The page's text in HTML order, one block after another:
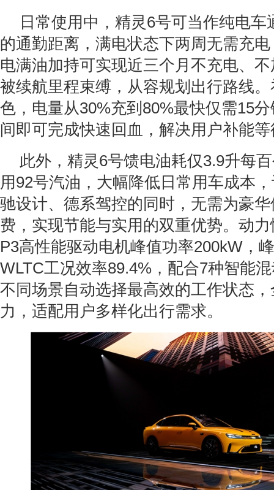
日常使用中，精灵6号可当作纯电车
的通勤距离，满电状态下两周无需充
电满油加持可实现近三个月不充电、
被续航里程束缚，从容规划出行路线
色，电量从30%充到80%最快仅需15
间即可完成快速回血，解决用户补能
此外，精灵6号馈电油耗仅3.9升每
用92号汽油，大幅降低日常用车成本
驰设计、德系驾控的同时，无需为豪
费，实现节能与实用的双重优势。动
P3高性能驱动电机峰值功率200kW，
WLTC工况效率89.4%，配合7种智能
不同场景自动选择最高效的工作状态
力，适配用户多样化出行需求。